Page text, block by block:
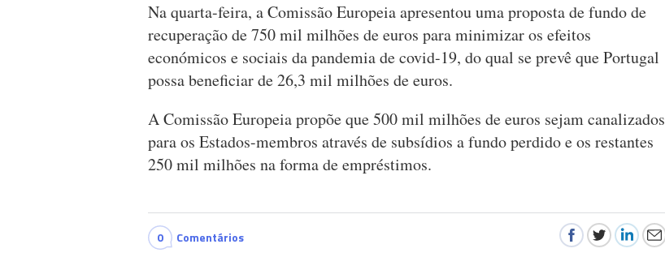
Na quarta-feira, a Comissão Europeia apresentou uma proposta de fundo de
recuperação de 750 mil milhões de euros para minimizar os efeitos
económicos e sociais da pandemia de covid-19, do qual se prevê que Portugal
possa beneficiar de 26,3 mil milhões de euros.
A Comissão Europeia propõe que 500 mil milhões de euros sejam canalizados
para os Estados-membros através de subsídios a fundo perdido e os restantes
250 mil milhões na forma de empréstimos.
0 Comentários